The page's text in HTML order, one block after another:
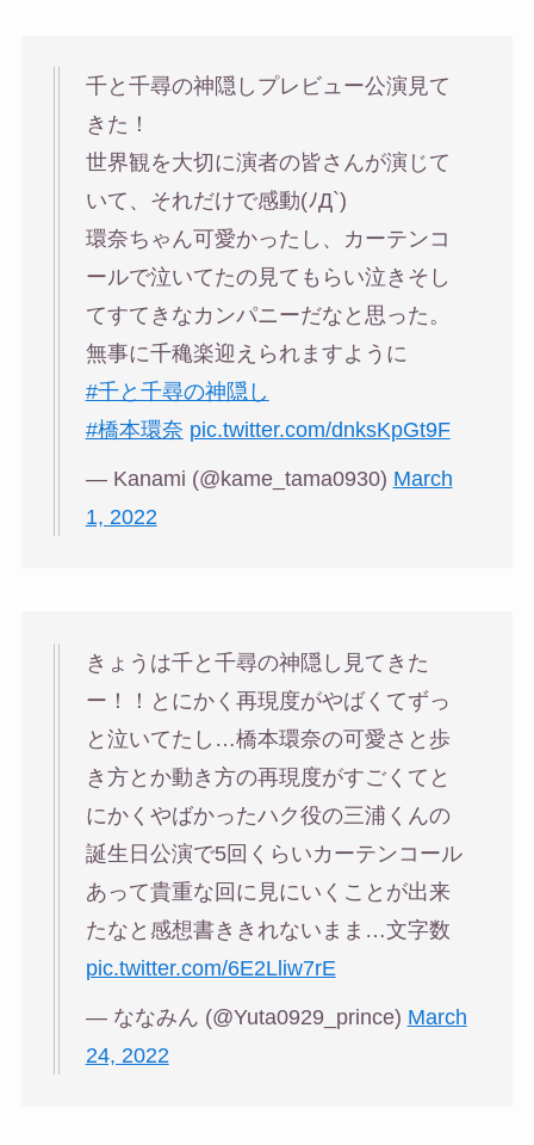
千と千尋の神隠しプレビュー公演見て
きた！
世界観を大切に演者の皆さんが演じて
いて、それだけで感動(ﾉД`)
環奈ちゃん可愛かったし、カーテンコ
ールで泣いてたの見てもらい泣きそし
てすてきなカンパニーだなと思った。
無事に千穐楽迎えられますように
#千と千尋の神隠し
#橋本環奈 pic.twitter.com/dnksKpGt9F
— Kanami (@kame_tama0930) March
1, 2022
きょうは千と千尋の神隠し見てきた
ー！！とにかく再現度がやばくてずっ
と泣いてたし…橋本環奈の可愛さと歩
き方とか動き方の再現度がすごくてと
にかくやばかったハク役の三浦くんの
誕生日公演で5回くらいカーテンコール
あって貴重な回に見にいくことが出来
たなと感想書ききれないまま…文字数
pic.twitter.com/6E2Lliw7rE
— ななみん (@Yuta0929_prince) March
24, 2022